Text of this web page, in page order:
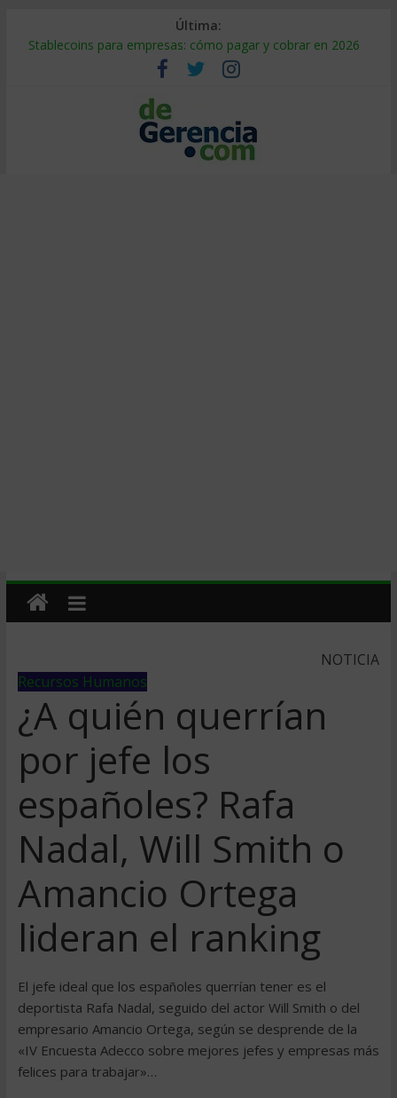
Última:
Stablecoins para empresas: cómo pagar y cobrar en 2026
Despido silencioso: qué es y por qué sale tan caro
IA en selección de personal: cómo auditarla a tiempo
Trabajo forzoso en la cadena de suministro: qué hacer
Mercado hispano de EE. UU.: cómo segmentarlo y venderle
NOTICIA
Recursos Humanos
¿A quién querrían
por jefe los
españoles? Rafa
Nadal, Will Smith o
Amancio Ortega
lideran el ranking
El jefe ideal que los españoles querrían tener es el
deportista Rafa Nadal, seguido del actor Will Smith o del
empresario Amancio Ortega, según se desprende de la
«IV Encuesta Adecco sobre mejores jefes y empresas más
felices para trabajar»…